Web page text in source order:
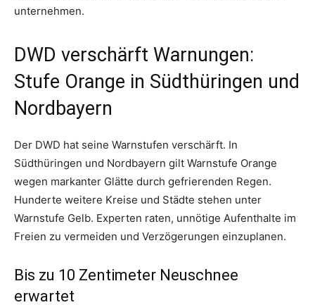
unternehmen.
DWD verschärft Warnungen:
Stufe Orange in Südthüringen und
Nordbayern
Der DWD hat seine Warnstufen verschärft. In
Südthüringen und Nordbayern gilt Warnstufe Orange
wegen markanter Glätte durch gefrierenden Regen.
Hunderte weitere Kreise und Städte stehen unter
Warnstufe Gelb. Experten raten, unnötige Aufenthalte im
Freien zu vermeiden und Verzögerungen einzuplanen.
Bis zu 10 Zentimeter Neuschnee
erwartet